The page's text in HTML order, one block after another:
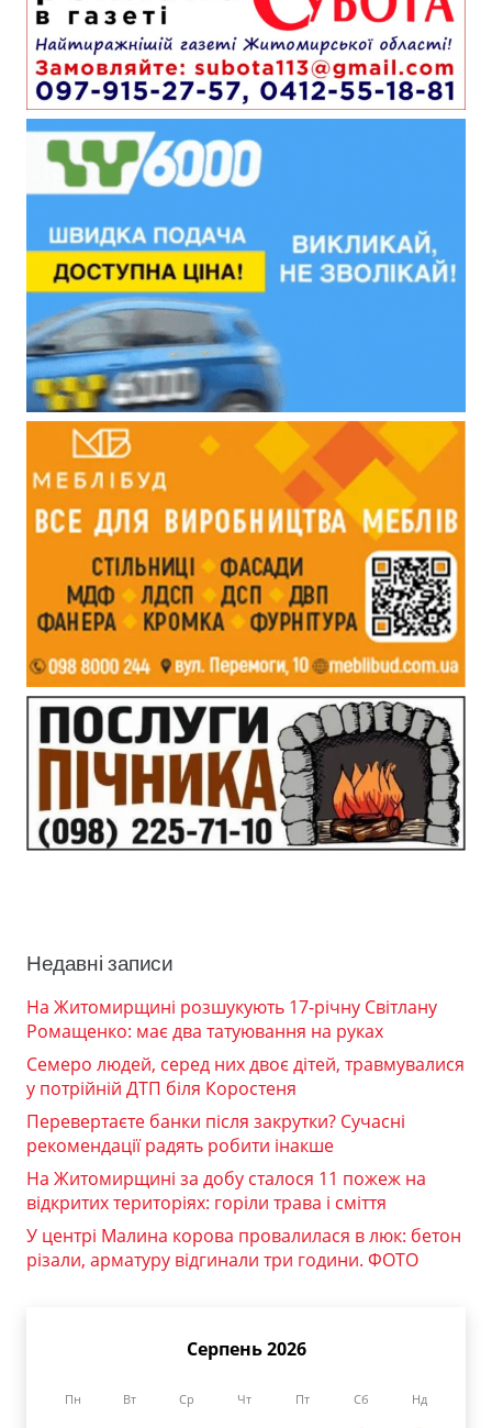
Недавні записи
На Житомирщині розшукують 17-річну Світлану
Ромащенко: має два татуювання на руках
Семеро людей, серед них двоє дітей, травмувалися
у потрійній ДТП біля Коростеня
Перевертаєте банки після закрутки? Сучасні
рекомендації радять робити інакше
На Житомирщині за добу сталося 11 пожеж на
відкритих територіях: горіли трава і сміття
У центрі Малина корова провалилася в люк: бетон
різали, арматуру відгинали три години. ФОТО
Серпень 2026
Пн Вт Ср Чт Пт Сб Нд